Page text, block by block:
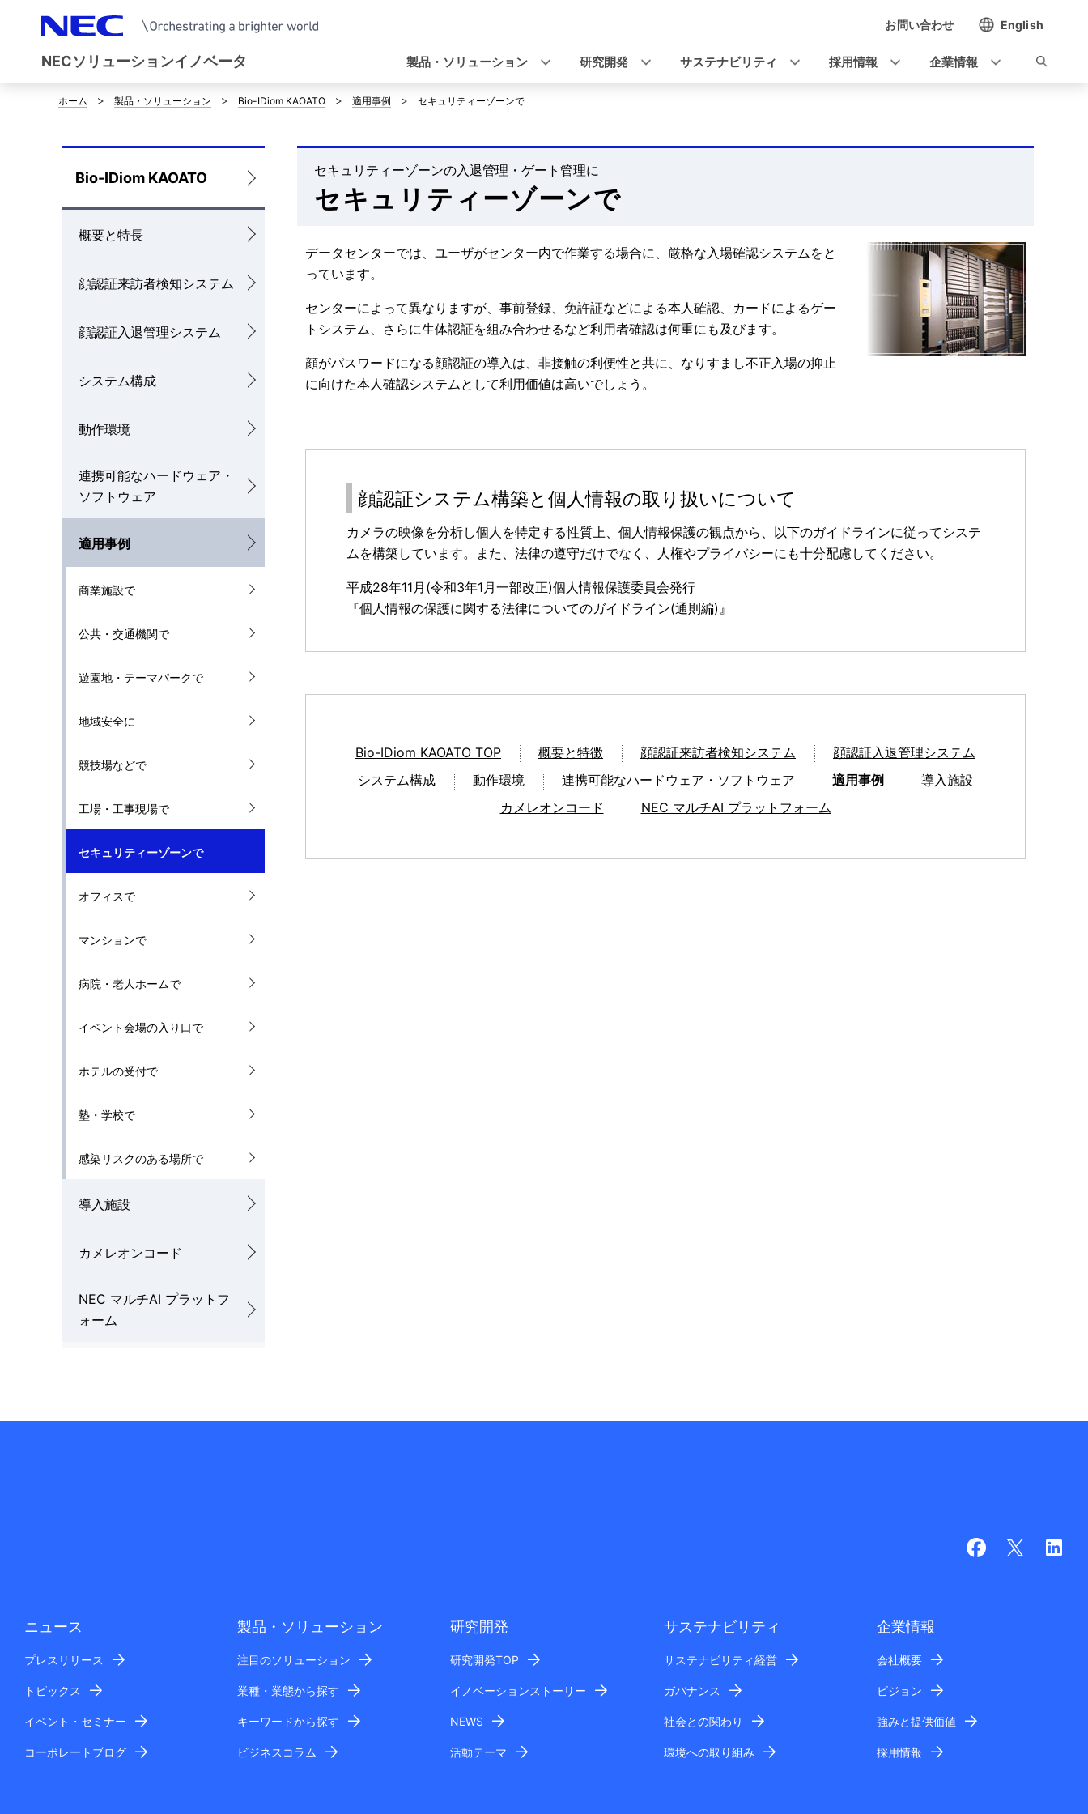
NECソリューションイノベータ
ビ
ゲ
シ
ョ
ン
お問い合わせ English
製品・ソリューション 研究開発 サステナビリティ 採用情報 企業情報
サ
イ
ト
内
ホーム 製品・ソリューション Bio-IDiom KAOATO 適用事例 セキュリティーゾーンで
ロ
ー
カ
ル
ビ
シ
ン
Bio-IDiom KAOATO
概要と特長
顔認証来訪者検知システム
顔認証入退管理システム
システム構成
動作環境
連携可能なハードウェア・
ソフトウェア
適用事例
商業施設で
公共・交通機関で
遊園地・テーマパークで
地域安全に
競技場などで
工場・工事現場で
セキュリティーゾーンで
オフィスで
マンションで
病院・老人ホームで
イベント会場の入り口で
ホテルの受付で
塾・学校で
感染リスクのある場所で
導入施設
カメレオンコード
NEC マルチAI プラットフ
ォーム
セキュリティーゾーンで
セキュリティーゾーンの入退管理・ゲート管理に
データセンターでは、ユーザがセンター内で作業する場合に、厳格な入場確認システムをと
っています。
センターによって異なりますが、事前登録、免許証などによる本人確認、カードによるゲー
トシステム、さらに生体認証を組み合わせるなど利用者確認は何重にも及びます。
顔がパスワードになる顔認証の導入は、非接触の利便性と共に、なりすまし不正入場の抑止
に向けた本人確認システムとして利用価値は高いでしょう。
顔認証システム構築と個人情報の取り扱いについて
カメラの映像を分析し個人を特定する性質上、個人情報保護の観点から、以下のガイドラインに従ってシステ
ムを構築しています。また、法律の遵守だけでなく、人権やプライバシーにも十分配慮してください。
平成28年11月(令和3年1月一部改正)個人情報保護委員会発行
『個人情報の保護に関する法律についてのガイドライン(通則編)』
Bio-IDiom KAOATO TOP 概要と特徴 顔認証来訪者検知システム
顔認証入退管理システム
システム構成
動作環境 連携可能なハードウェア・ソフトウェア 適用事例
導入施設
カメレオンコード
NEC マルチAI プラットフォーム
ニュース
プレスリリース
トピックス
イベント・セミナー
コーポレートブログ
製品・ソリューション
注目のソリューション
業種・業態から探す
キーワードから探す
ビジネスコラム
研究開発
研究開発TOP
イノベーションストーリー
NEWS
活動テーマ
サステナビリティ
サステナビリティ経営
ガバナンス
社会との関わり
環境への取り組み
企業情報
会社概要
ビジョン
強みと提供価値
採用情報